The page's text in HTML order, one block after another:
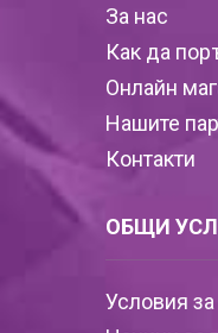
За нас
Как да
Онлайн
Нашите
Контакти
ОБЩИ
Условия